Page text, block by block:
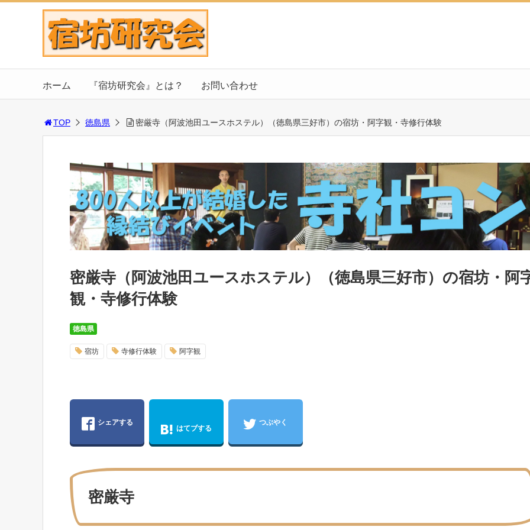
ホーム 『宿坊研究会』とは？ お問い合わせ
TOP 徳島県 密厳寺（阿波池田ユースホステル）（徳島県三好市）の宿坊・阿字観・寺修行体験
密厳寺（阿波池田ユースホステル）（徳島県三好市）の宿坊・阿
観・寺修行体験
徳島県
宿坊 寺修行体験 阿字観
シェアする
はてブする
つぶやく
密厳寺